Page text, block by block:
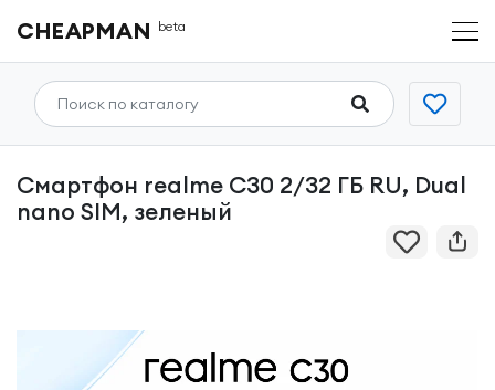
CHEAPMAN beta
Смартфон realme C30 2/32 ГБ RU, Dual
nano SIM, зеленый